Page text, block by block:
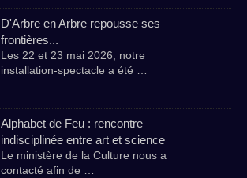
D'Arbre en Arbre repousse ses
frontières...
Les 22 et 23 mai 2026, notre
installation-spectacle a été …
Alphabet de Feu : rencontre
indisciplinée entre art et science
Le ministère de la Culture nous a
contacté afin de …